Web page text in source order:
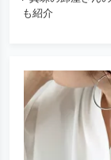
も紹介